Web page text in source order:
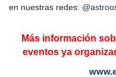
en nuestras redes:
Más información
eventos ya